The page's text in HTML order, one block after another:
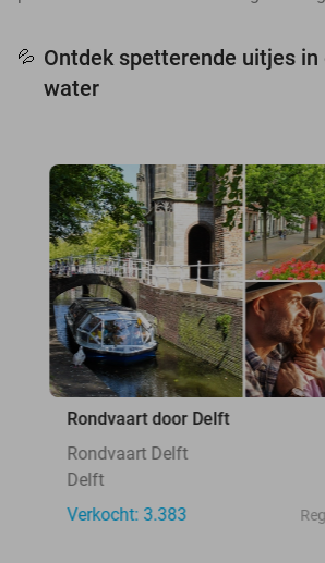
💦 Ontdek spetterende uitjes in
water
Rondvaart door Delft
Rondvaart Delft
Delft
Verkocht: 3.383